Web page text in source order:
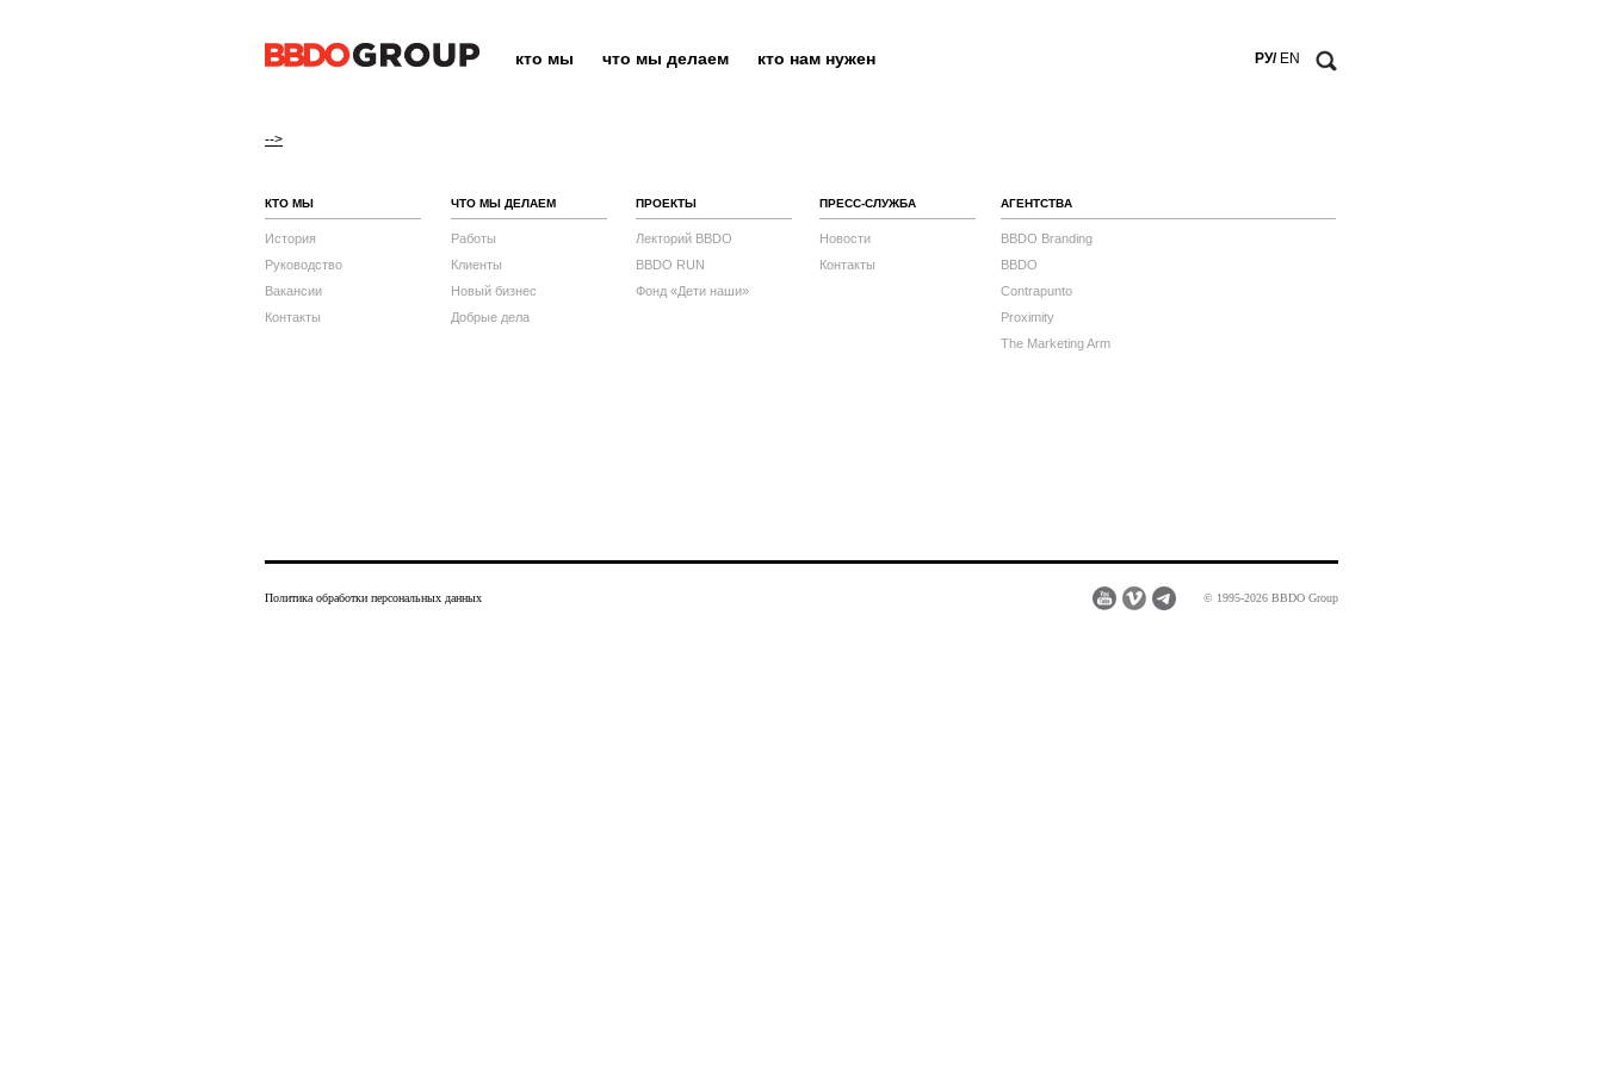
кто мы что мы делаем кто нам нужен РУ/ EN
-->
КТО МЫ
История
Руководство
Вакансии
Контакты
ЧТО МЫ ДЕЛАЕМ
Работы
Клиенты
Новый бизнес
Добрые дела
ПРОЕКТЫ
Лекторий BBDO
BBDO RUN
Фонд «Дети наши»
ПРЕСС-СЛУЖБА
Новости
Контакты
АГЕНТСТВА
BBDO Branding
BBDO
Contrapunto
Proximity
The Marketing Arm
© 1995-2026 BBDO Group
Политика обработки персональных данных